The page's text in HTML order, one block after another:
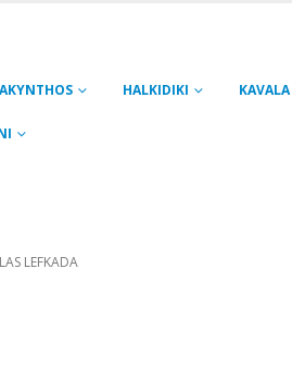
HALKIDIKI KAVALA
LEFKADA